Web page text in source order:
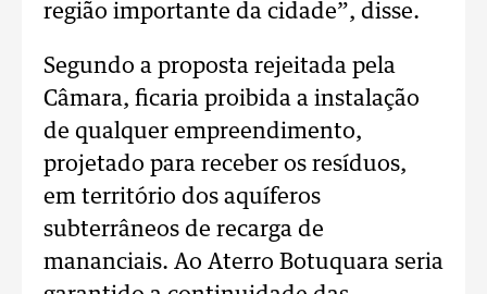
região importante da cidade”, disse.
Segundo a proposta rejeitada pela
Câmara, ficaria proibida a instalação
de qualquer empreendimento,
projetado para receber os resíduos,
em território dos aquíferos
subterrâneos de recarga de
mananciais. Ao Aterro Botuquara seria